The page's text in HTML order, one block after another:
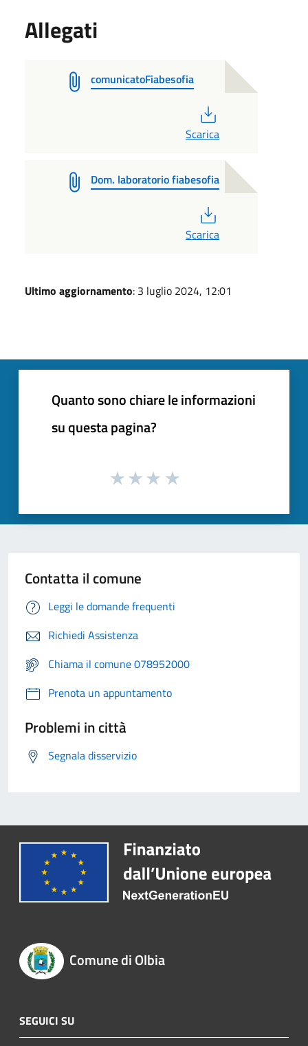
Allegati
comunicatoFiabesofia
Scarica
Dom. laboratorio fiabesofia
Scarica
Ultimo aggiornamento: 3 luglio 2024, 12:01
Quanto sono chiare le informazioni
su questa pagina?
Contatta il comune
Leggi le domande frequenti
Richiedi Assistenza
Chiama il comune 078952000
Prenota un appuntamento
Problemi in città
Segnala disservizio
Comune di Olbia
SEGUICI SU